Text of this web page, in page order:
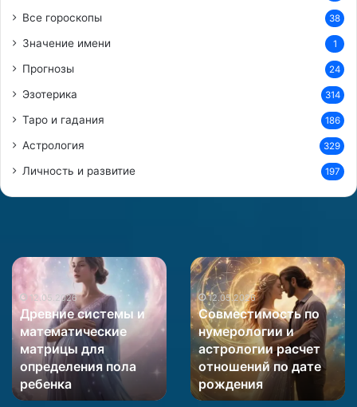
Все гороскопы 38
Значение имени 1
Прогнозы 24
Эзотерика 314
Таро и гадания 186
Астрология 329
Личность и развитие 197
Древние
системы
математические
матрицы
для
определения
пола
ребенка
12.05.2026
Древние системы и
математические
матрицы для
определения пола
ребенка
Совместимость
по
нумерологии
и
астрологии
расчет
отношений
по
дате
12.05.2026
Совместимость по
нумерологии и
астрологии расчет
отношений по дате
рождения